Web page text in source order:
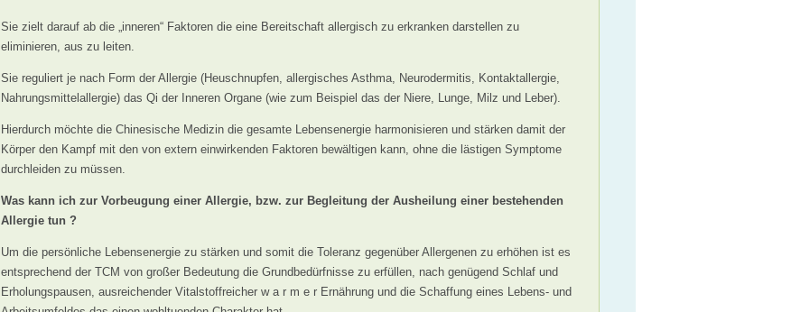
Sie zielt darauf ab die „inneren“ Faktoren die eine Bereitschaft allergisch zu erkranken darstellen zu
eliminieren, aus zu leiten.
Sie reguliert je nach Form der Allergie (Heuschnupfen, allergisches Asthma, Neurodermitis, Kontaktallergie,
Nahrungsmittelallergie) das Qi der Inneren Organe (wie zum Beispiel das der Niere, Lunge, Milz und Leber).
Hierdurch möchte die Chinesische Medizin die gesamte Lebensenergie harmonisieren und stärken damit der
Körper den Kampf mit den von extern einwirkenden Faktoren bewältigen kann, ohne die lästigen Symptome
durchleiden zu müssen.
Was kann ich zur Vorbeugung einer Allergie, bzw. zur Begleitung der Ausheilung einer bestehenden
Allergie tun ?
Um die persönliche Lebensenergie zu stärken und somit die Toleranz gegenüber Allergenen zu erhöhen ist es
entsprechend der TCM von großer Bedeutung die Grundbedürfnisse zu erfüllen, nach genügend Schlaf und
Erholungspausen, ausreichender Vitalstoffreicher w a r m e r Ernährung und die Schaffung eines Lebens- und